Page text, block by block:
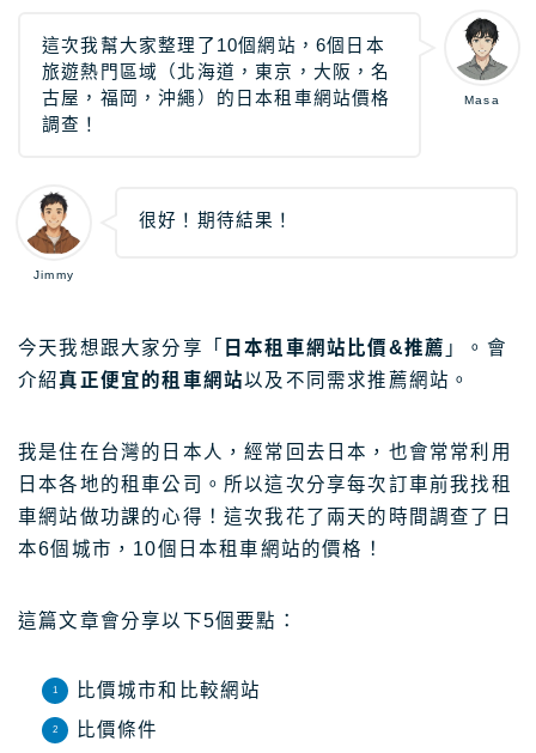
日本租車｜8大租車網站比較
日本租車｜樂天租車 最便宜
日本租車｜ToCoo!租車網
日本租車｜日本高速公路攻略
Stockphoto
Adobe Stock素材網站
Shutterstock素材網站
photoAC日本素材網站
illustAC日本插圖素材網站
21個免費素材網站
8大日本插圖素材網站
關於Masablog
與Masa聯絡
Masa
這次我幫大家整理了10個網站，6個日本
旅遊熱門區域（北海道，東京，大阪，名
古屋，福岡，沖繩）的日本租車網站價格
調查！
Jimmy
很好！期待結果！
今天我想跟大家分享「 日本租車網站比價&推薦 」。會
介紹真正便宜的租車網站以及不同需求推薦網站。
我是住在台灣的日本人，經常回去日本，也會常常利用
日本各地的租車公司。所以這次分享每次訂車前我找租
車網站做功課的心得！這次我花了兩天的時間調查了日
本6個城市，10個日本租車網站的價格！
這篇文章會分享以下5個要點：
比價城市和比較網站
比價條件